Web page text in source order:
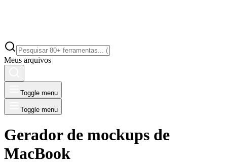
Meus arquivos
Toggle menu
Toggle menu
Gerador de mockups de
MacBook